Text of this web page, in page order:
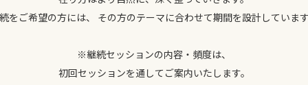
をご希望の方には、 その方のテーマに合わせて期間を設計していま
※継続セッションの内容・頻度は、
初回セッションを通してご案内いたします。